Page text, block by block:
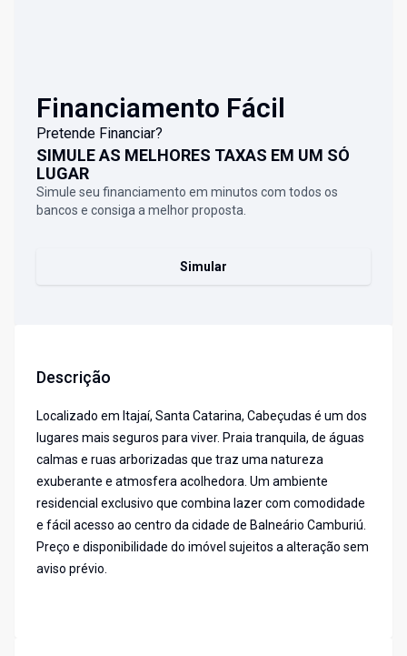
Financiamento Fácil
Pretende Financiar?
SIMULE AS MELHORES TAXAS EM UM SÓ
LUGAR
Simule seu financiamento em minutos com todos os
bancos e consiga a melhor proposta.
Simular
Descrição
Localizado em Itajaí, Santa Catarina, Cabeçudas é um dos
lugares mais seguros para viver. Praia tranquila, de águas
calmas e ruas arborizadas que traz uma natureza
exuberante e atmosfera acolhedora. Um ambiente
residencial exclusivo que combina lazer com comodidade
e fácil acesso ao centro da cidade de Balneário Camburiú.
Preço e disponibilidade do imóvel sujeitos a alteração sem
aviso prévio.